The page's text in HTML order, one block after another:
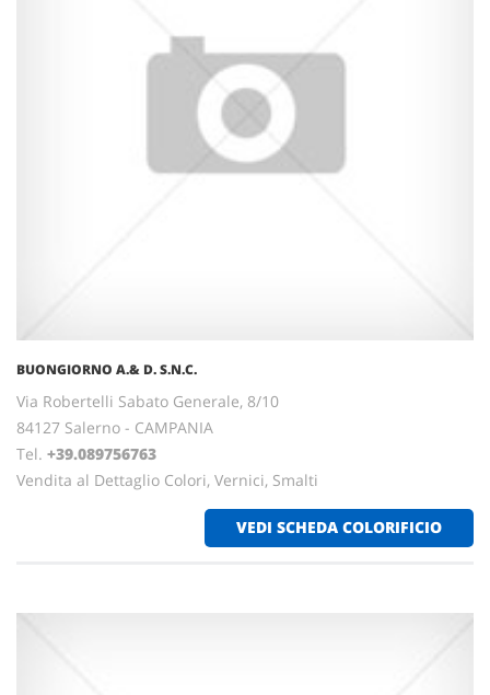
BUONGIORNO A.& D. S.N.C.
Via Robertelli Sabato Generale, 8/10
84127 Salerno - CAMPANIA
Tel. +39.089756763
Vendita al Dettaglio Colori, Vernici, Smalti
VEDI SCHEDA COLORIFICIO